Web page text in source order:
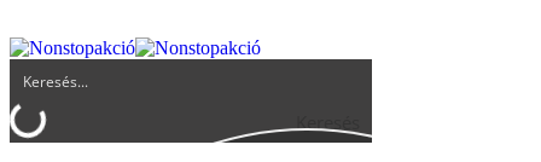
Keresés